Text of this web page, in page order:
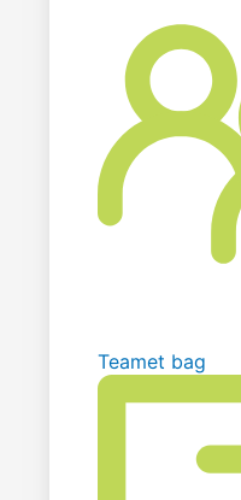
Teamet bag